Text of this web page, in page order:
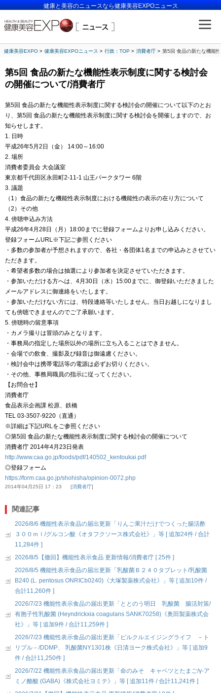
健康と美容のニュースなら健康美容EXPOニュース
健康美容EXPO 健康美容EXPOニュース 行政：TOP 消費者庁 第5回 食品の新たな機能
第5回 食品の新たな機能性表示制度に関する検討会
の開催について/消費者庁
第5回 食品の新たな機能性表示制度に関する検討会の開催について以下のとお
り、第5回 食品の新たな機能性表示制度に関する検討会を開催しますので、お
知らせします。
1. 日時
平成26年5月2日（金） 14:00～16:00
2. 場所
消費者委員会 大会議室
東京都千代田区永田町2-11-1 山王パークタワー 6階
3. 議題
（1）食品の新たな機能性表示制度における機能性の表示の在り方について
（2）その他
4. 傍聴申込み方法
平成26年4月28日（月）18:00までに登録フォームよりお申し込みください。
登録フォームURL※下記ご参照ください
・多数の参加者が予想されますので、各社・各団体1名までの申込みとさせてい
ただきます。
・希望者多数の場合は抽選により参加者を決定させていただきます。
・参加いただける方へは、4月30日（水）15:00までに、御登録いただきました
メールアドレスに御連絡をいたします。
・参加いただけない方には、特段連絡等いたしません。当日お越しになりまし
ても傍聴できませんのでご了承願います。
5. 傍聴時の留意事項
・カメラ撮りは冒頭のみとなります。
・事務局の指定した場所以外の場所に立ち入ることはできません。
・会場での飲食、撮影及び録音は御遠慮ください。
・検討会中は携帯電話等の電源は必ずお切りください。
・その他、事務局職員の指示に従ってください。
【お問合せ】
消費者庁
食品表示企画課 松原、鉄橋
TEL 03-3507-9220（直通）
※詳細は下記URLをご参照ください
◎第5回 食品の新たな機能性表示制度に関する検討会の開催について
消費者庁 2014年4月23日発表
http://www.caa.go.jp/foods/pdf/140502_kentoukai.pdf
◎登録フォーム
https://form.caa.go.jp/shohisha/opinion-0072.php
2014年04月25日 17：23 消費者庁
関連記事
2026/8/6 機能性表示食品の届出更新「りんご果汁だけでつくった腸活酢
３００ｍｌ/グルコン酸《オタフクソース株式会社》」等 [ 追加24件 / 合計
11,284件 ]
2026/8/5【撤回】機能性表示食品 更新情報/消費者庁 [ 25件 ]
2026/8/5 機能性表示食品の届出更新「乳酸菌Ｂ２４０タブレット/乳酸菌
B240 (L. pentosus ONRICb0240)《大塚製薬株式会社》」等 [ 追加10件 /
合計11,260件 ]
2026/7/23 機能性表示食品の届出更新「ととのう明日 乳酸菌 腸活対策/
有胞子性乳酸菌 (Heyndrickxia coagulans SANK70258)《奥田製薬株式会
社》」等 [ 追加9件 / 合計11,259件 ]
2026/7/23 機能性表示食品の届出更新「ピルクルエイジングライフ －ト
リプル－/DDMP、 乳酸菌NY1301株《日清ヨーク株式会社》」等 [ 追加9
件 / 合計11,250件 ]
2026/7/22 機能性表示食品の届出更新「命のみそ キャベツとたまご/γ-ア
ミノ酪酸 (GABA)《株式会社ヨミテ》」等 [ 追加11件 / 合計11,241件 ]